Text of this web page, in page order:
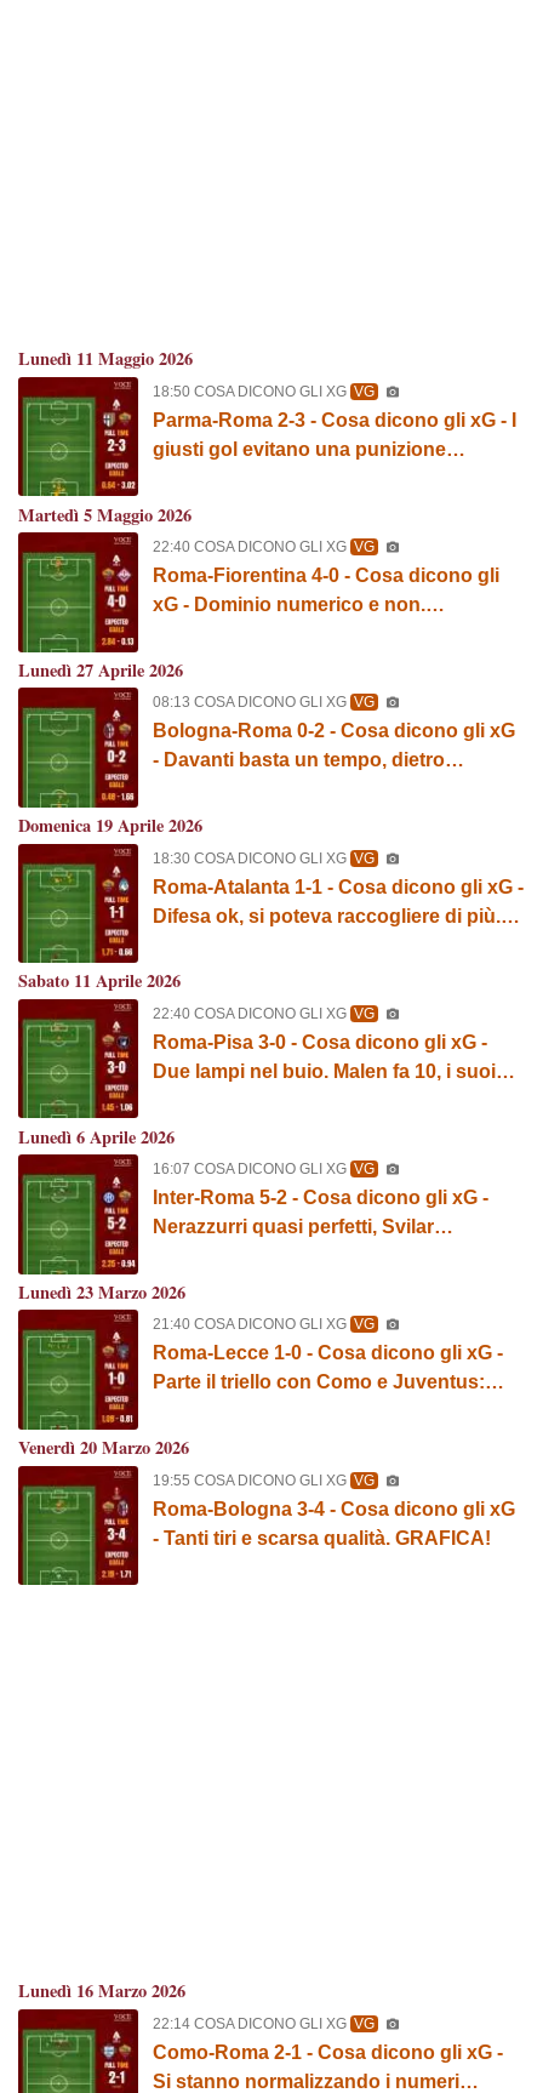
Lunedì 11 Maggio 2026
18:50 COSA DICONO GLI XG VG
Parma-Roma 2-3 - Cosa dicono gli xG - I
giusti gol evitano una punizione
Martedì 5 Maggio 2026
22:40 COSA DICONO GLI XG VG
Roma-Fiorentina 4-0 - Cosa dicono gli
xG - Dominio numerico e non.
Lunedì 27 Aprile 2026
08:13 COSA DICONO GLI XG VG
Bologna-Roma 0-2 - Cosa dicono gli xG
- Davanti basta un tempo, dietro
Domenica 19 Aprile 2026
18:30 COSA DICONO GLI XG VG
Roma-Atalanta 1-1 - Cosa dicono gli xG -
Difesa ok, si poteva raccogliere di più.
Sabato 11 Aprile 2026
22:40 COSA DICONO GLI XG VG
Roma-Pisa 3-0 - Cosa dicono gli xG -
Due lampi nel buio. Malen fa 10, i suoi
Lunedì 6 Aprile 2026
16:07 COSA DICONO GLI XG VG
Inter-Roma 5-2 - Cosa dicono gli xG -
Nerazzurri quasi perfetti, Svilar
Lunedì 23 Marzo 2026
21:40 COSA DICONO GLI XG VG
Roma-Lecce 1-0 - Cosa dicono gli xG -
Parte il triello con Como e Juventus:
Venerdì 20 Marzo 2026
19:55 COSA DICONO GLI XG VG
Roma-Bologna 3-4 - Cosa dicono gli xG
- Tanti tiri e scarsa qualità. GRAFICA!
Lunedì 16 Marzo 2026
22:14 COSA DICONO GLI XG VG
Como-Roma 2-1 - Cosa dicono gli xG -
Si stanno normalizzando i numeri